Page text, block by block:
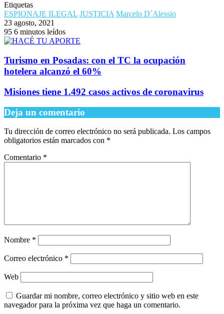
Etiquetas
ESPIONAJE ILEGAL JUSTICIA Marcelo D´Alessio
23 agosto, 2021
95 6 minutos leídos
Turismo en Posadas: con el TC la ocupación
hotelera alcanzó el 60%
Misiones tiene 1.492 casos activos de coronavirus
Deja un comentario
Tu dirección de correo electrónico no será publicada. Los campos
obligatorios están marcados con *
Comentario *
Nombre *
Correo electrónico *
Web
Guardar mi nombre, correo electrónico y sitio web en este
navegador para la próxima vez que haga un comentario.